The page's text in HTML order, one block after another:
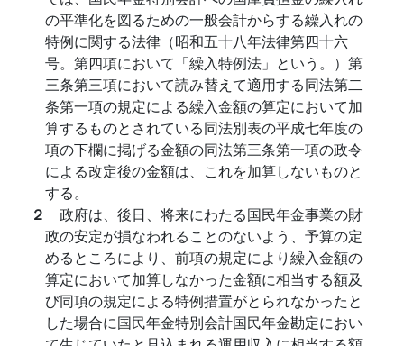
の平準化を図るための一般会計からする繰入れの
特例に関する法律（昭和五十八年法律第四十六
号。第四項において「繰入特例法」という。）第
三条第三項において読み替えて適用する同法第二
条第一項の規定による繰入金額の算定において加
算するものとされている同法別表の平成七年度の
項の下欄に掲げる金額の同法第三条第一項の政令
による改定後の金額は、これを加算しないものと
する。
２ 政府は、後日、将来にわたる国民年金事業の財
政の安定が損なわれることのないよう、予算の定
めるところにより、前項の規定により繰入金額の
算定において加算しなかった金額に相当する額及
び同項の規定による特例措置がとられなかったと
した場合に国民年金特別会計国民年金勘定におい